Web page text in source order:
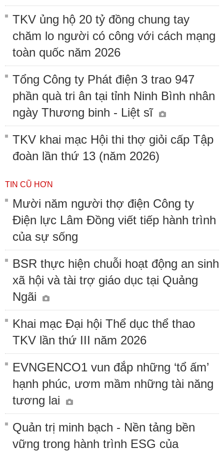
TKV ủng hộ 20 tỷ đồng chung tay
chăm lo người có công với cách mạng
toàn quốc năm 2026
Tổng Công ty Phát điện 3 trao 947
phần quà tri ân tại tỉnh Ninh Bình nhân
ngày Thương binh - Liệt sĩ
TKV khai mạc Hội thi thợ giỏi cấp Tập
đoàn lần thứ 13 (năm 2026)
TIN CŨ HƠN
Mười năm người thợ điện Công ty
Điện lực Lâm Đồng viết tiếp hành trình
của sự sống
BSR thực hiện chuỗi hoạt động an sinh
xã hội và tài trợ giáo dục tại Quảng
Ngãi
Khai mạc Đại hội Thể dục thể thao
TKV lần thứ III năm 2026
EVNGENCO1 vun đắp những ‘tổ ấm’
hạnh phúc, ươm mầm những tài năng
tương lai
Quản trị minh bạch - Nền tảng bền
vững trong hành trình ESG của